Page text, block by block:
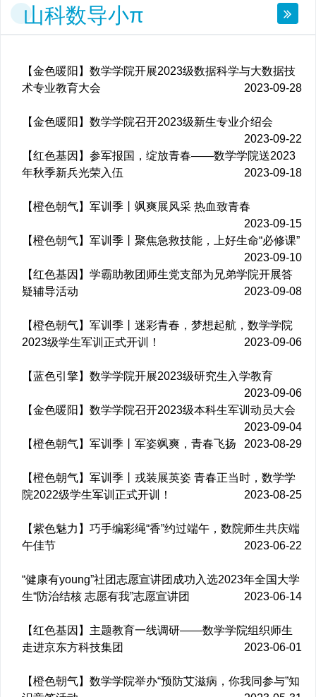
山科数导小π
【金色暖阳】数学学院开展2023级数据科学与大数据技
术专业教育大会
2023-09-28
【金色暖阳】数学学院召开2023级新生专业介绍会
2023-09-22
【红色基因】参军报国，绽放青春——数学学院送2023
年秋季新兵光荣入伍
2023-09-18
【橙色朝气】军训季丨飒爽展风采 热血致青春
2023-09-15
【橙色朝气】军训季丨聚焦急救技能，上好生命“必修课”
2023-09-10
【红色基因】学霸助教团师生党支部为兄弟学院开展答
疑辅导活动
2023-09-08
【橙色朝气】军训季丨迷彩青春，梦想起航，数学学院
2023级学生军训正式开训！
2023-09-06
【蓝色引擎】数学学院开展2023级研究生入学教育
2023-09-06
【金色暖阳】数学学院召开2023级本科生军训动员大会
2023-09-04
【橙色朝气】军训季丨军姿飒爽，青春飞扬
2023-08-29
【橙色朝气】军训季丨戎装展英姿 青春正当时，数学学
院2022级学生军训正式开训！
2023-08-25
【紫色魅力】巧手编彩绳“香”约过端午，数院师生共庆端
午佳节
2023-06-22
“健康有young”社团志愿宣讲团成功入选2023年全国大学
生“防治结核 志愿有我”志愿宣讲团
2023-06-14
【红色基因】主题教育一线调研——数学学院组织师生
走进京东方科技集团
2023-06-01
【橙色朝气】数学学院举办“预防艾滋病，你我同参与”知